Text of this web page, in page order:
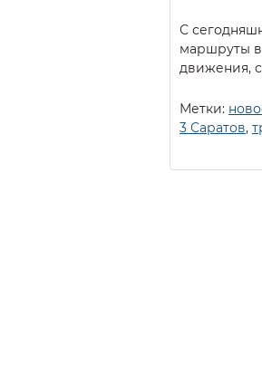
С
маршруты
движения,
Метки:
3 Саратов,